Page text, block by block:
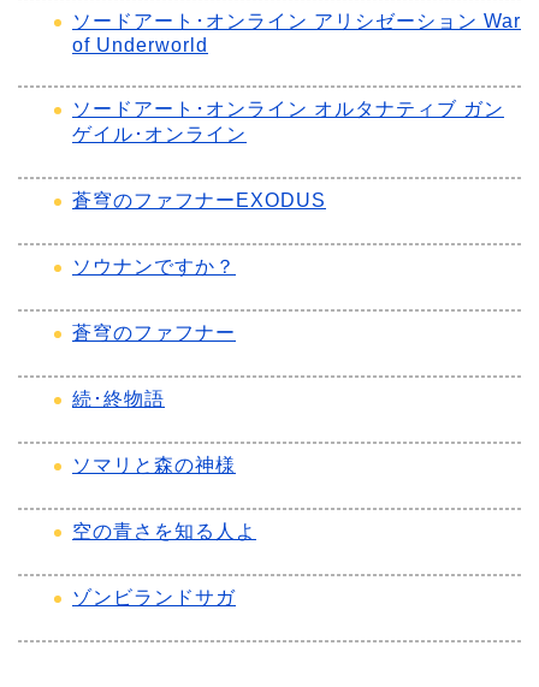
ソードアート･オンライン アリシゼーション War
of Underworld
ソードアート･オンライン オルタナティブ ガン
ゲイル･オンライン
蒼穹のファフナーEXODUS
ソウナンですか？
蒼穹のファフナー
続･終物語
ソマリと森の神様
空の青さを知る人よ
ゾンビランドサガ